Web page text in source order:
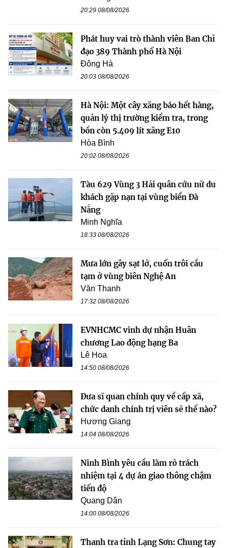
20:29 08/08/2026
Phát huy vai trò thành viên Ban Chỉ
đạo 389 Thành phố Hà Nội
Đông Hà
20:03 08/08/2026
Hà Nội: Một cây xăng báo hết hàng,
quản lý thị trường kiểm tra, trong
bồn còn 5.409 lít xăng E10
Hòa Bình
20:02 08/08/2026
Tàu 629 Vùng 3 Hải quân cứu nữ du
khách gặp nạn tại vùng biển Đà
Nẵng
Minh Nghĩa
18:33 08/08/2026
Mưa lớn gây sạt lở, cuốn trôi cầu
tạm ở vùng biên Nghệ An
Văn Thanh
17:32 08/08/2026
EVNHCMC vinh dự nhận Huân
chương Lao động hạng Ba
Lê Hoa
14:50 08/08/2026
Đưa sĩ quan chính quy về cấp xã,
chức danh chính trị viên sẽ thế nào?
Hương Giang
14:04 08/08/2026
Ninh Bình yêu cầu làm rõ trách
nhiệm tại 4 dự án giao thông chậm
tiến độ
Quang Dân
14:00 08/08/2026
Thanh tra tỉnh Lạng Sơn: Chung tay